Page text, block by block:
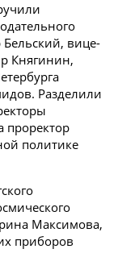
Бельский, вице-
Княгинин,
Разделили
проректор
политике
Максимова,
приборов